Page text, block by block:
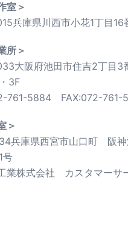
室＞
兵庫県川西市小花1丁目16
所＞
大阪府池田市住吉2丁目3
3F
761-5884 FAX:072-761-
＞
兵庫県西宮市山口町 阪神
号
業株式会社 カスタマーサ